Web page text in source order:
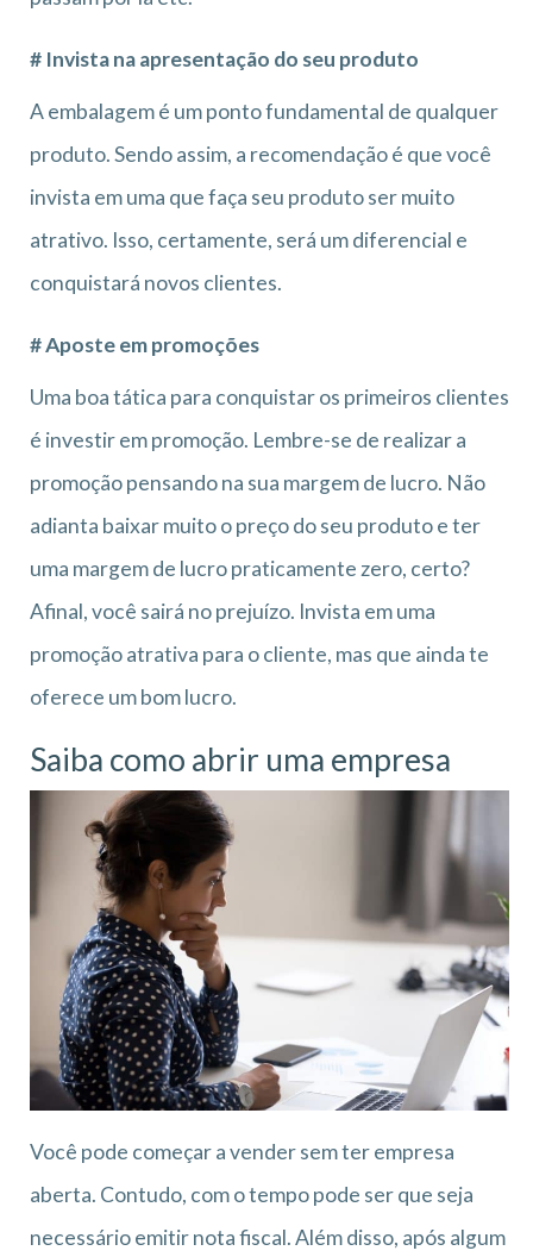
# Invista na apresentação do seu produto
A embalagem é um ponto fundamental de qualquer
produto. Sendo assim, a recomendação é que você
invista em uma que faça seu produto ser muito
atrativo. Isso, certamente, será um diferencial e
conquistará novos clientes.
# Aposte em promoções
Uma boa tática para conquistar os primeiros clientes
é investir em promoção. Lembre-se de realizar a
promoção pensando na sua margem de lucro. Não
adianta baixar muito o preço do seu produto e ter
uma margem de lucro praticamente zero, certo?
Afinal, você sairá no prejuízo. Invista em uma
promoção atrativa para o cliente, mas que ainda te
oferece um bom lucro.
Saiba como abrir uma empresa
Você pode começar a vender sem ter empresa
aberta. Contudo, com o tempo pode ser que seja
necessário emitir nota fiscal. Além disso, após algum